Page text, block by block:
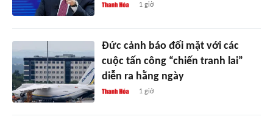
1 giờ
Đức cảnh báo đối mặt với các
cuộc tấn công “chiến tranh lai”
diễn ra hằng ngày
1 giờ